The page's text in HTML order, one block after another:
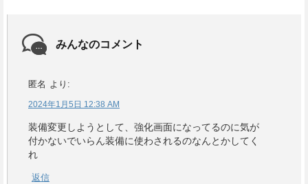
みんなのコメント
匿名 より:
2024年1月5日 12:38 AM
装備変更しようとして、強化画面になってるのに気が
付かないでいらん装備に使わされるのなんとかしてく
れ
返信